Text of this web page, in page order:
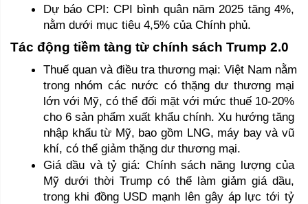
Dự báo CPI: CPI bình quân năm 2025 tăng 4%,
nằm dưới mục tiêu 4,5% của Chính phủ.
Tác động tiềm tàng từ chính sách Trump 2.0
Thuế quan và điều tra thương mại: Việt Nam nằm
trong nhóm các nước có thặng dư thương mại
lớn với Mỹ, có thể đối mặt với mức thuế 10-20%
cho 6 sản phẩm xuất khẩu chính. Xu hướng tăng
nhập khẩu từ Mỹ, bao gồm LNG, máy bay và vũ
khí, có thể giảm thặng dư thương mại.
Giá dầu và tỷ giá: Chính sách năng lượng của
Mỹ dưới thời Trump có thể làm giảm giá dầu,
trong khi đồng USD mạnh lên gây áp lực tới tỷ